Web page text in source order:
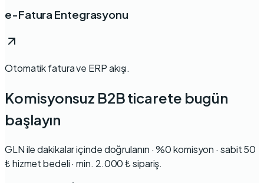
e-Fatura Entegrasyonu
Otomatik fatura ve ERP akışı.
Komisyonsuz B2B ticarete bugün
başlayın
GLN ile dakikalar içinde doğrulanın · %0 komisyon · sabit 50
₺ hizmet bedeli · min. 2.000 ₺ sipariş.